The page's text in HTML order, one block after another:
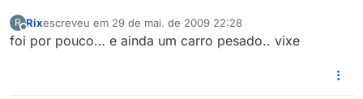
R
Offline
Rixescreveu em 29 de mai. de 2009 22:28
última edição por
foi por pouco… e ainda um carro pesado.. vixe